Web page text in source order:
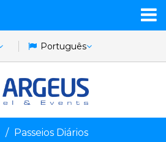
Português
Passeios Diários